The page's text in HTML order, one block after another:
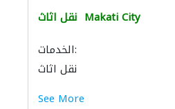
نقل اثاث Makati City
الخدمات:
نقل اثاث
See More